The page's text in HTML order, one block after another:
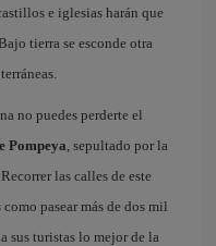
e iglesias harán que
tierra se esconde otra
no puedes perderte el
Pompeya, sepultado por la
las calles de este
pasear más de dos mil
sus turistas lo mejor de la